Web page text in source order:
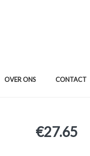
OVER ONS CONTACT
€27.65